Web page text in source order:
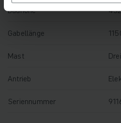
Bauhöhe
Gabellänge
Mast
Antrieb
Seriennummer